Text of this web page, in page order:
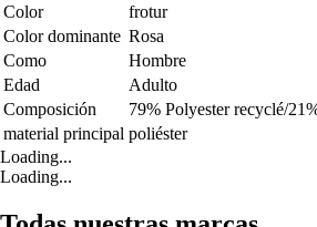
Color
frotur
Color dominante Rosa
Como
Hombre
Edad
Adulto
Composición
79% Polyester recyclé/
material principal poliéster
Loading...
Loading...